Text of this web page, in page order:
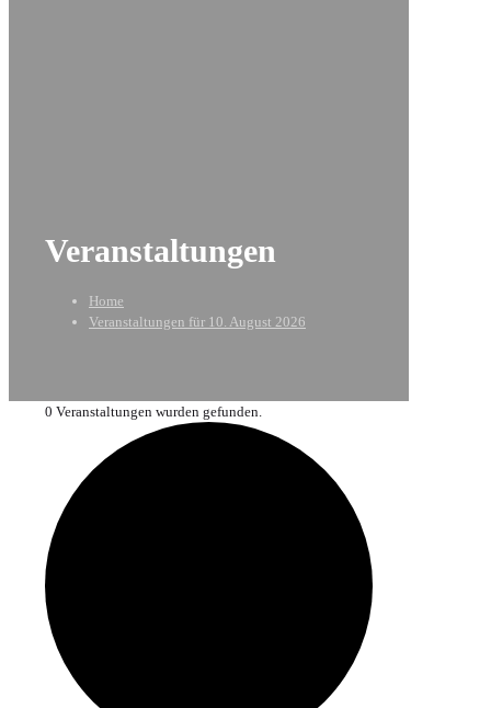
Veranstaltungen
Home
Veranstaltungen für 10. August 2026
0 Veranstaltungen wurden gefunden.